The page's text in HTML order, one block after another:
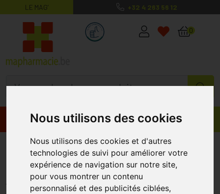
Nous utilisons des cookies
Nous utilisons des cookies et d'autres
technologies de suivi pour améliorer votre
expérience de navigation sur notre site,
pour vous montrer un contenu
personnalisé et des publicités ciblées,
LE MAG’ +32 4 263 56 12
MaPharmacie.be ma santé, mes
0
Promos Produits
Delical Boisson Lactée Hp-hc
Café 4x200ml
DELICAL